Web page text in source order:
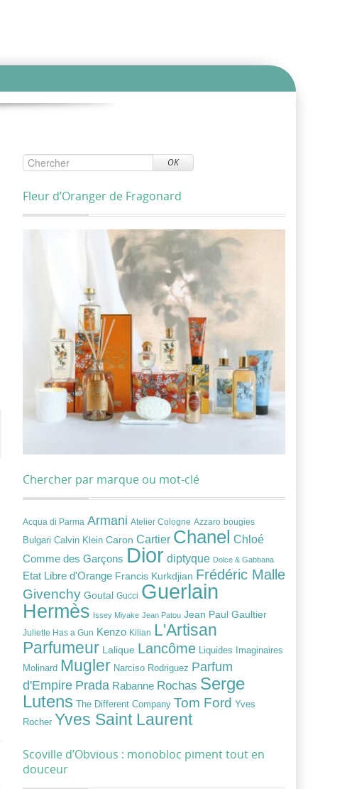
OK
Fleur d’Oranger de Fragonard
Chercher par marque ou mot-clé
Acqua di Parma Armani Atelier Cologne Azzaro bougies
Bulgari Calvin Klein Caron Cartier Chanel Chloé
Comme des Garçons Dior diptyque Dolce & Gabbana
Etat Libre d'Orange Francis Kurkdjian Frédéric Malle
Givenchy Goutal Gucci Guerlain
Hermès Issey Miyake Jean Patou Jean Paul Gaultier
Juliette Has a Gun Kenzo Kilian L'Artisan
Parfumeur Lalique Lancôme Liquides Imaginaires
Molinard Mugler Narciso Rodriguez Parfum
d'Empire Prada Rabanne Rochas Serge
Lutens
The Different Company Tom Ford Yves
Rocher Yves Saint Laurent
Scoville d’Obvious : monobloc piment tout en
douceur